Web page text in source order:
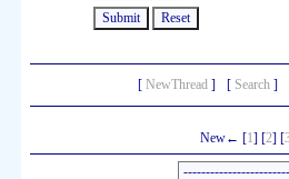
[ NewThread] [ Search]
New← [1] [2] [